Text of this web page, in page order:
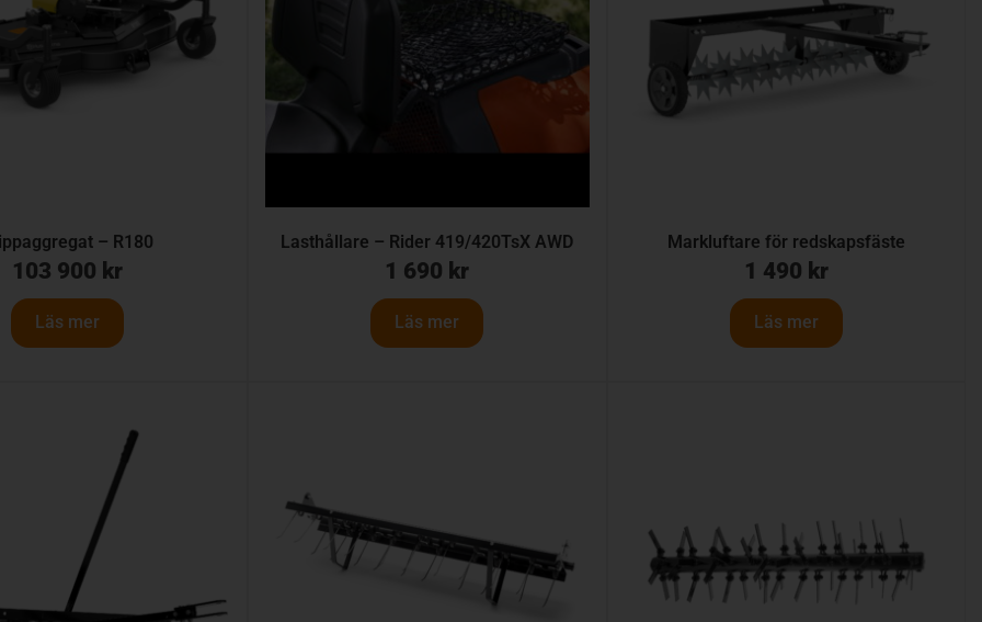
– R180
103 900 kr
Läs mer
Lasthållare – Rider 419/420TsX AWD
1 690 kr
Läs mer
Markluftare för redskapsfäste
1 490 kr
Läs mer